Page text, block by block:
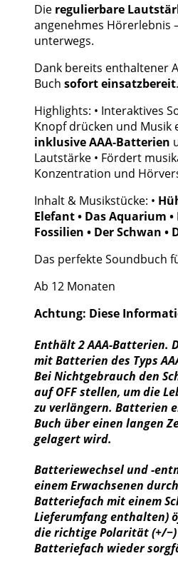
Die regulierbare
angenehmes Hörerlebnis
unterwegs.
Dank bereits enthaltener
Buch sofort einsatzbereit.
Highlights: • Interaktives
Knopf drücken und Musik
inklusive AAA-Batterien
Lautstärke • Fördert
Konzentration und
Inhalt & Musikstücke: •
Elefant • Das Aquarium •
Fossilien • Der Schwan •
Das perfekte Soundbuch
Ab 12 Monaten
Achtung: Diese
Enthält 2 AAA-Batterien.
mit Batterien des Typs
Bei Nichtgebrauch den
auf OFF stellen, um die
zu verlängern. Batterien
Buch über einen langen
gelagert wird.
Batteriewechsel und -
einem Erwachsenen
Batteriefach mit einem
Lieferumfang enthalten)
die richtige Polarität (+/
Batteriefach wieder